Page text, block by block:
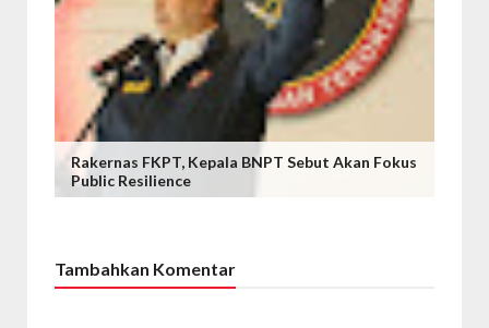
Rakernas FKPT, Kepala BNPT Sebut Akan Fokus
Public Resilience
Tambahkan Komentar